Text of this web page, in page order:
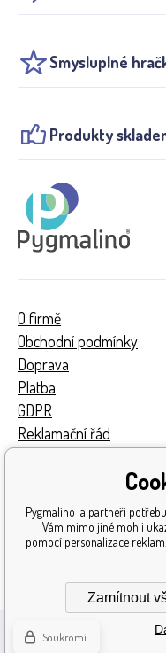
Smysluplné
Produkty
O firmě
Obchodní podmínky
Doprava
Platba
GDPR
Reklamační řád
Získaná ocenění
Katalog hraček
Mapa stránek
Eshopy
Pygmalino a partneři
Vám mimo jiné mohli
pomocí personalizace
Zamítnout
Soukromí